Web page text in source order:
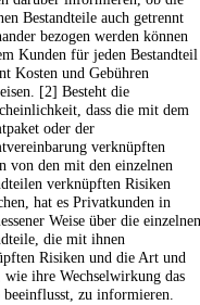
Bestandteile auch getrennt
bezogen werden können
Kunden für jeden Bestandteil
Kosten und Gebühren
[2] Besteht die
dass die mit dem
oder der
verknüpften
von den mit den einzelnen
verknüpften Risiken
hat es Privatkunden in
Weise über die einzelnen
die mit ihnen
Risiken und die Art und
wie ihre Wechselwirkung das
zu informieren.